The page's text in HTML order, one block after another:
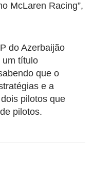
McLaren Racing”,
do Azerbaijão
um título
que o
e a
pilotos que
pilotos.